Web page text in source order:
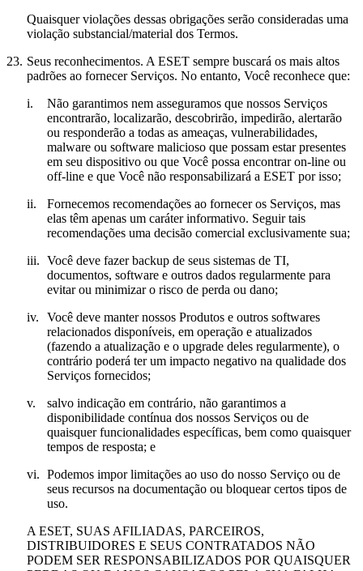
Quaisquer violações dessas obrigações serão consideradas uma
violação substancial/material dos Termos.
23. Seus reconhecimentos. A ESET sempre buscará os mais altos
padrões ao fornecer Serviços. No entanto, Você reconhece que:
i.
Não garantimos nem asseguramos que nossos Serviços
encontrarão, localizarão, descobrirão, impedirão, alertarão
ou responderão a todas as ameaças, vulnerabilidades,
malware ou software malicioso que possam estar presentes
em seu dispositivo ou que Você possa encontrar on-line ou
off-line e que Você não responsabilizará a ESET por isso;
ii.
Fornecemos recomendações ao fornecer os Serviços, mas
elas têm apenas um caráter informativo. Seguir tais
recomendações uma decisão comercial exclusivamente sua;
iii. Você deve fazer backup de seus sistemas de TI,
documentos, software e outros dados regularmente para
evitar ou minimizar o risco de perda ou dano;
iv.
Você deve manter nossos Produtos e outros softwares
relacionados disponíveis, em operação e atualizados
(fazendo a atualização e o upgrade deles regularmente), o
contrário poderá ter um impacto negativo na qualidade dos
Serviços fornecidos;
v.
salvo indicação em contrário, não garantimos a
disponibilidade contínua dos nossos Serviços ou de
quaisquer funcionalidades específicas, bem como quaisquer
tempos de resposta; e
vi. Podemos impor limitações ao uso do nosso Serviço ou de
seus recursos na documentação ou bloquear certos tipos de
uso.
A ESET, SUAS AFILIADAS, PARCEIROS,
DISTRIBUIDORES E SEUS CONTRATADOS NÃO
PODEM SER RESPONSABILIZADOS POR QUAISQUER